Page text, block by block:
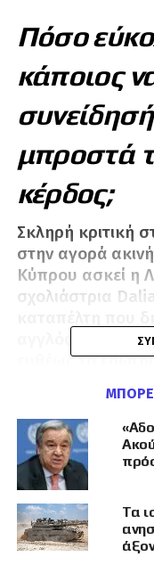
Πόσο
κάποιος
μπροστά
κέρδος;
Σκληρή κριτική
στην αγορά
Κύπρου ασκεί η
σχολιάστρια
αγγλόφωνη
ευθέως το
Η αρθρογράφος,
περιγράφει μια
σημειώνει, για
απλώς νομικά
απαράδεκτη: την
ακινήτων σε γη
άνθρωποι με τη
Τα